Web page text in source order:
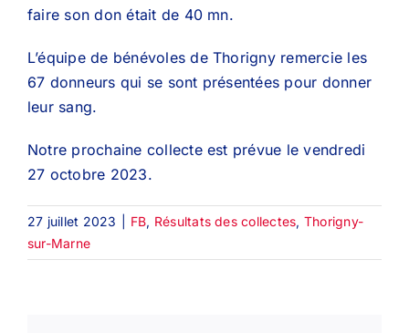
faire son don était de 40 mn.
L’équipe de bénévoles de Thorigny remercie les
67 donneurs qui se sont présentées pour donner
leur sang.
Notre prochaine collecte est prévue le vendredi
27 octobre 2023.
27 juillet 2023 FB, Résultats des collectes, Thorigny-
sur-Marne